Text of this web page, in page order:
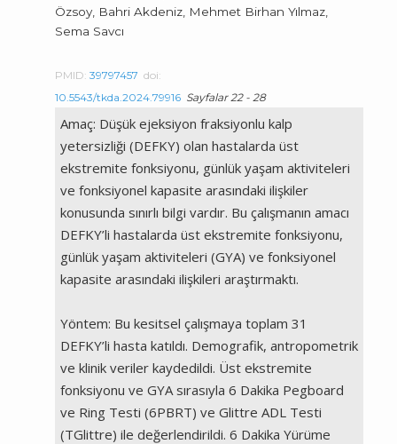
Özsoy, Bahri Akdeniz, Mehmet Birhan Yılmaz,
Sema Savcı
PMID:39797457 doi:
10.5543/tkda.2024.79916 Sayfalar 22 - 28
Amaç: Düşük ejeksiyon fraksiyonlu kalp
yetersizliği (DEFKY) olan hastalarda üst
ekstremite fonksiyonu, günlük yaşam aktiviteleri
ve fonksiyonel kapasite arasındaki ilişkiler
konusunda sınırlı bilgi vardır. Bu çalışmanın amacı
DEFKY’li hastalarda üst ekstremite fonksiyonu,
günlük yaşam aktiviteleri (GYA) ve fonksiyonel
kapasite arasındaki ilişkileri araştırmaktı.
Yöntem: Bu kesitsel çalışmaya toplam 31
DEFKY’li hasta katıldı. Demografik, antropometrik
ve klinik veriler kaydedildi. Üst ekstremite
fonksiyonu ve GYA sırasıyla 6 Dakika Pegboard
ve Ring Testi (6PBRT) ve Glittre ADL Testi
(TGlittre) ile değerlendirildi. 6 Dakika Yürüme